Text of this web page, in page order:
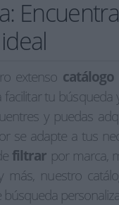
extenso
facilitar tu búsqueda
y puedas
se adapte a tus
filtrar por marca,
más, nuestro
búsqueda